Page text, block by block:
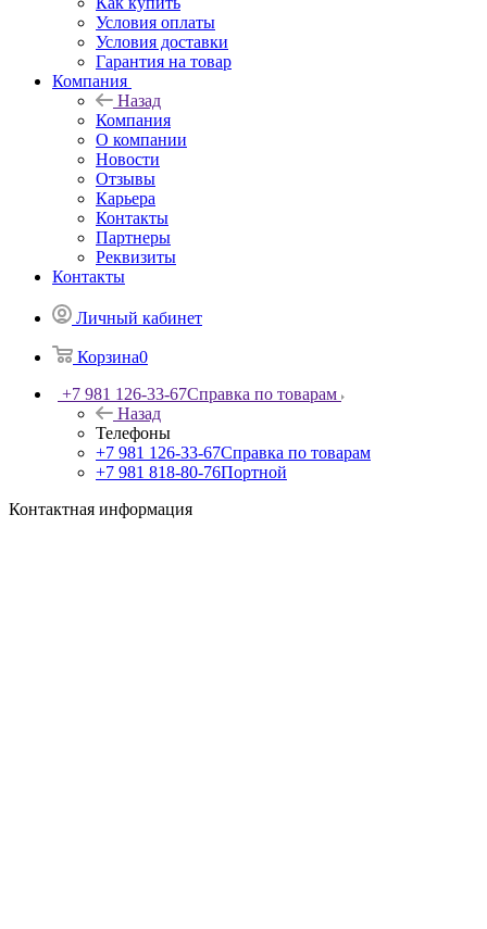
Условия оплаты
Условия доставки
Гарантия на товар
Компания
Назад
Компания
О компании
Новости
Отзывы
Карьера
Контакты
Партнеры
Реквизиты
Контакты
Личный кабинет
Корзина0
+7 981 126-33-67Справка по товарам
Назад
Телефоны
+7 981 126-33-67Справка по товарам
+7 981 818-80-76Портной
Контактная информация